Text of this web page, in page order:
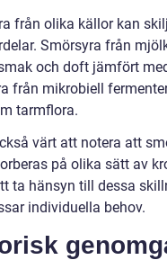
från olika källor kan
Smörsyra från
och doft jämfört
från mikrobiell
tarmflora.
värt att notera att
på olika sätt av
ta hänsyn till dessa
individuella behov.